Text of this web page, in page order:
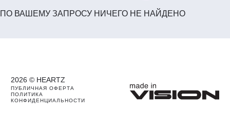
ПО ВАШЕМУ ЗАПРОСУ НИЧЕГО НЕ НАЙДЕНО
2026 © HEARTZ
ПУБЛИЧНАЯ ОФЕРТА
ПОЛИТИКА
КОНФИДЕНЦИАЛЬНОСТИ